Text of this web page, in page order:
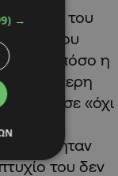
του
θέση του
κατά πόσο η
απάντησε «όχι
και
δεν ήταν
του δεν
→